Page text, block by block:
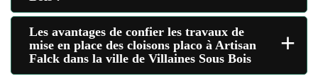
Les avantages de confier les travaux de
mise en place des cloisons placo à Artisan
Falck dans la ville de Villaines Sous Bois
+